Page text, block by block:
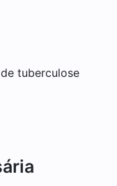
tuberculose